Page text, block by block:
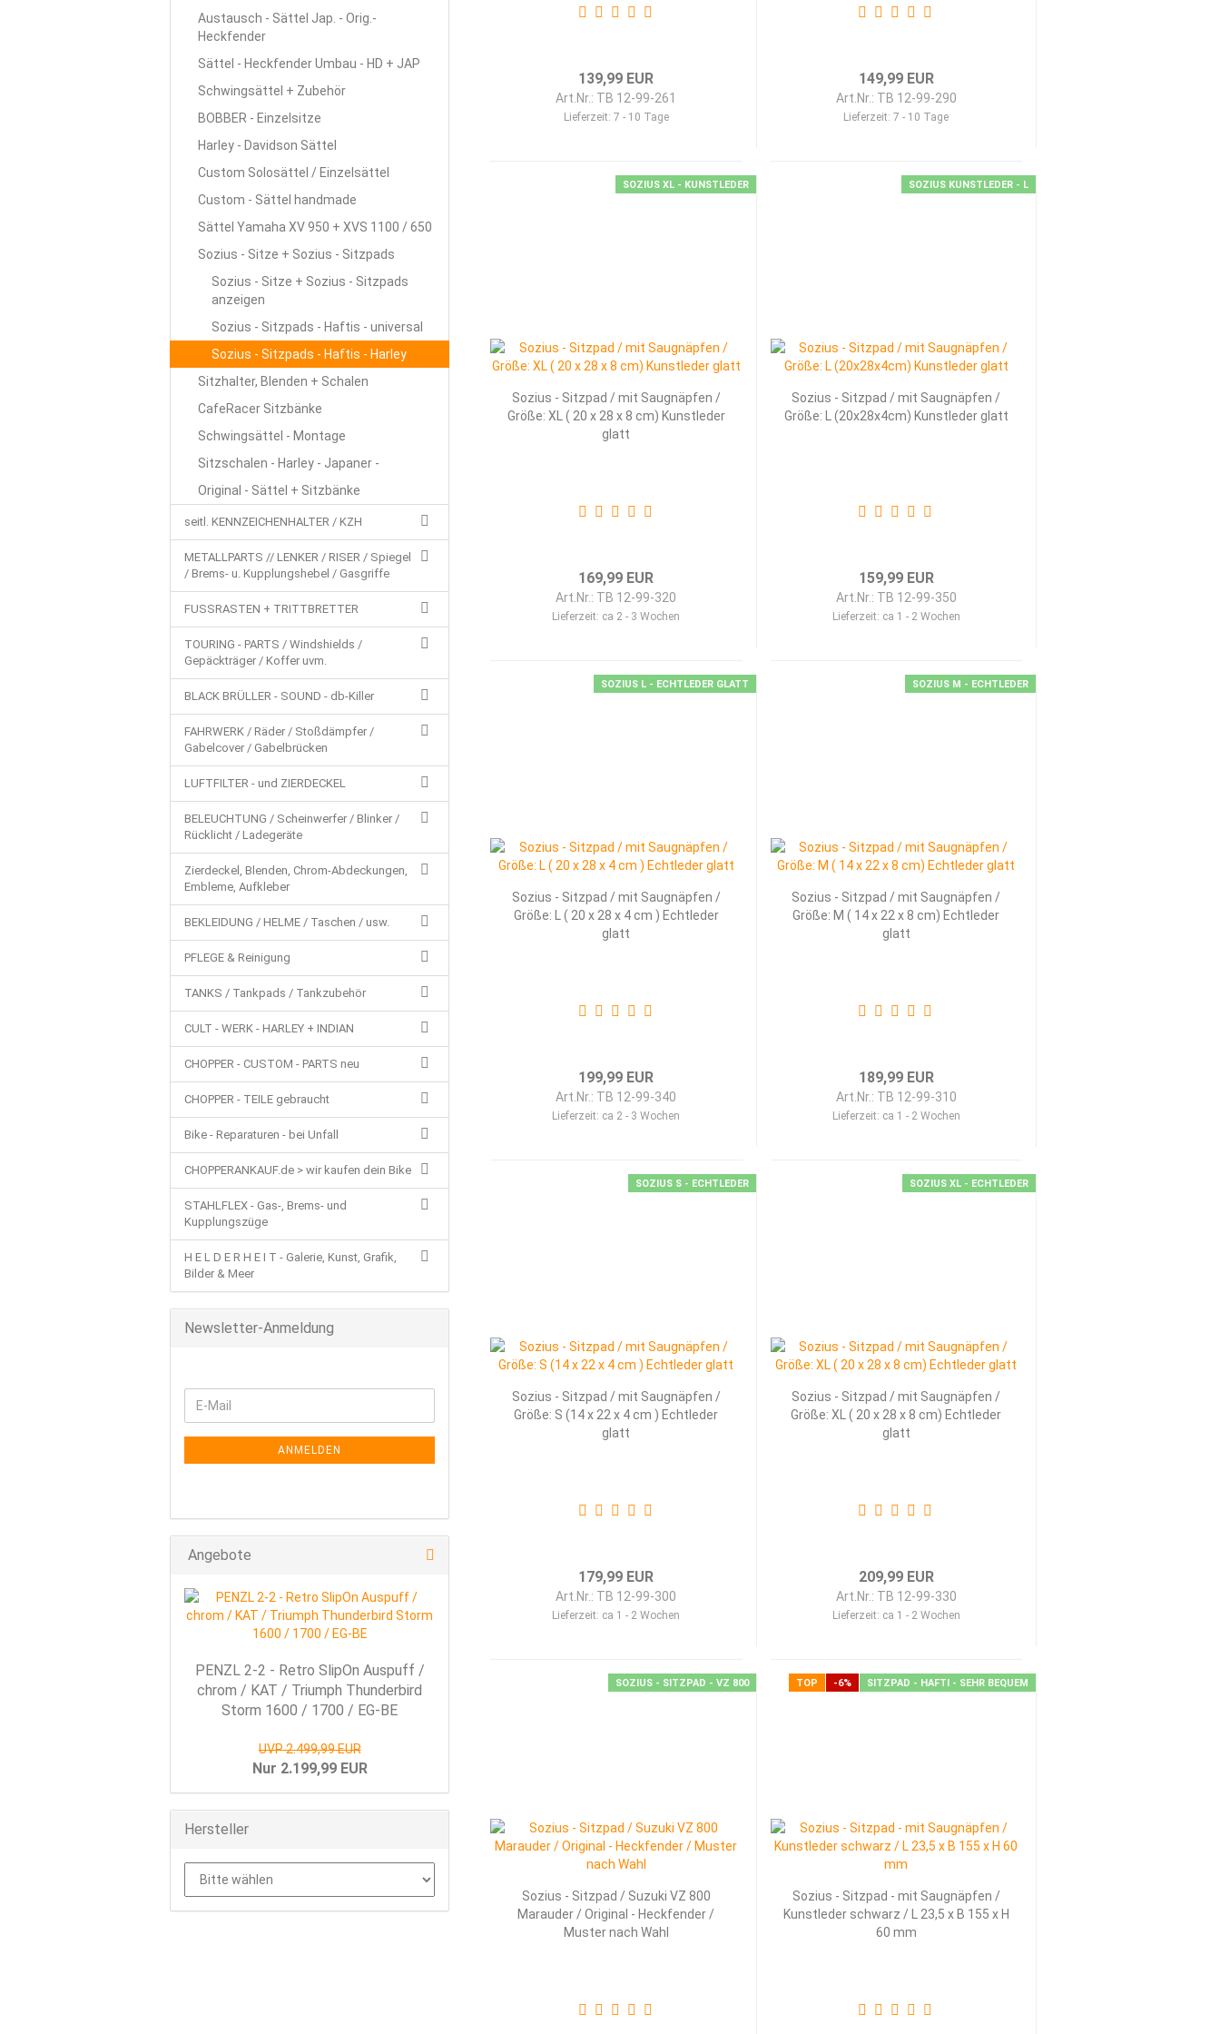
139,99 EUR
Art.Nr.: TB 12-99-261
Lieferzeit: 7 - 10 Tage
149,99 EUR
Art.Nr.: TB 12-99-290
Lieferzeit:7 - 10 Tage
SOZIUS XL - KUNSTLEDER
Sozius - Sitzpad / mit Saugnäpfen /
Größe: XL ( 20 x 28 x 8 cm) Kunstleder
glatt
169,99 EUR
Art.Nr.: TB 12-99-320
Lieferzeit: ca 2 - 3 Wochen
SOZIUS KUNSTLEDER - L
Sozius - Sitzpad / mit Saugnäpfen /
Größe: L (20x28x4cm) Kunstleder glatt
159,99 EUR
Art.Nr.: TB 12-99-350
Lieferzeit: ca 1 - 2 Wochen
SOZIUS L - ECHTLEDER GLATT
Sozius - Sitzpad / mit Saugnäpfen /
Größe: L ( 20 x 28 x 4 cm ) Echtleder
glatt
199,99 EUR
Art.Nr.: TB 12-99-340
Lieferzeit: ca 2 - 3 Wochen
SOZIUS M - ECHTLEDER
Sozius - Sitzpad / mit Saugnäpfen /
Größe: M ( 14 x 22 x 8 cm) Echtleder
glatt
189,99 EUR
Art.Nr.: TB 12-99-310
Lieferzeit: ca 1 - 2 Wochen
SOZIUS S - ECHTLEDER
Sozius - Sitzpad / mit Saugnäpfen /
Größe: S (14 x 22 x 4 cm ) Echtleder
glatt
179,99 EUR
Art.Nr.: TB 12-99-300
Lieferzeit: ca 1 - 2 Wochen
SOZIUS XL - ECHTLEDER
Sozius - Sitzpad / mit Saugnäpfen /
Größe: XL ( 20 x 28 x 8 cm) Echtleder
glatt
209,99 EUR
Art.Nr.: TB 12-99-330
Lieferzeit: ca 1 - 2 Wochen
SOZIUS - SITZPAD - VZ 800
Sozius - Sitzpad / Suzuki VZ 800
Marauder / Original - Heckfender /
Muster nach Wahl
TOP -6% SITZPAD - HAFTI - SEHR BEQUEM
Sozius - Sitzpad - mit Saugnäpfen /
Kunstleder schwarz / L 23,5 x B 155 x H
60 mm
Austausch - Sättel Jap. - Orig.-
Heckfender
Sättel - Heckfender Umbau - HD + JAP
Schwingsättel + Zubehör
BOBBER - Einzelsitze
Harley - Davidson Sättel
Custom Solosättel / Einzelsättel
Custom - Sättel handmade
Sättel Yamaha XV 950 + XVS 1100 / 650
Sozius - Sitze + Sozius - Sitzpads
Sozius - Sitze + Sozius - Sitzpads
anzeigen
Sozius - Sitzpads - Haftis - universal
Sozius - Sitzpads - Haftis - Harley
Sitzhalter, Blenden + Schalen
CafeRacer Sitzbänke
Schwingsättel - Montage
Sitzschalen - Harley - Japaner -
Original - Sättel + Sitzbänke
seitl. KENNZEICHENHALTER / KZH
METALLPARTS // LENKER / RISER / Spiegel
/ Brems- u. Kupplungshebel / Gasgriffe
FUSSRASTEN + TRITTBRETTER
TOURING - PARTS / Windshields /
Gepäckträger / Koffer uvm.
BLACK BRÜLLER - SOUND - db-Killer
FAHRWERK / Räder / Stoßdämpfer /
Gabelcover / Gabelbrücken
LUFTFILTER - und ZIERDECKEL
BELEUCHTUNG / Scheinwerfer / Blinker /
Rücklicht / Ladegeräte
Zierdeckel, Blenden, Chrom-Abdeckungen,
Embleme, Aufkleber
BEKLEIDUNG / HELME / Taschen / usw.
PFLEGE & Reinigung
TANKS / Tankpads / Tankzubehör
CULT - WERK - HARLEY + INDIAN
CHOPPER - CUSTOM - PARTS neu
CHOPPER - TEILE gebraucht
Bike - Reparaturen - bei Unfall
CHOPPERANKAUF.de > wir kaufen dein Bike
STAHLFLEX - Gas-, Brems- und
Kupplungszüge
H E L D E R H E I T - Galerie, Kunst, Grafik,
Bilder & Meer
Newsletter-Anmeldung
ZUR
E-
Mail
ANMELDEN
Angebote
PENZL 2-2 - Retro SlipOn Auspuff /
chrom / KAT / Triumph Thunderbird
Storm 1600 / 1700 / EG-BE
UVP 2.499,99 EUR
Nur 2.199,99 EUR
Hersteller